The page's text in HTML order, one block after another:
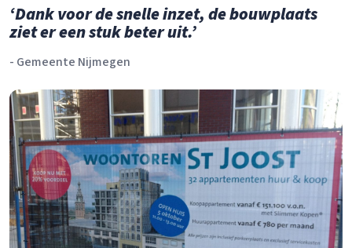
‘Dank voor de snelle inzet, de bouwplaats
ziet er een stuk beter uit.’
- Gemeente Nijmegen